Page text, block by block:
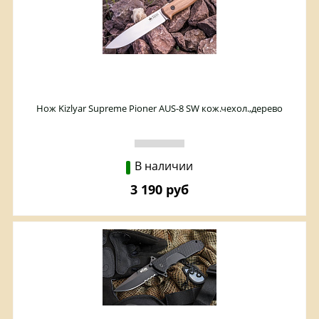
Нож Kizlyar Supreme Pioner AUS-8 SW кож.чехол.,дерево
В наличии
3 190 руб